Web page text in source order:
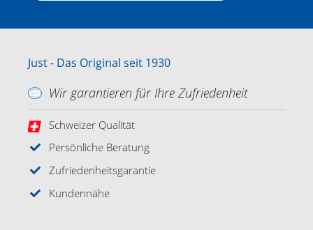
Just - Das Original seit 1930
Wir garantieren für Ihre Zufriedenheit
Schweizer Qualität
Persönliche Beratung
Zufriedenheitsgarantie
Kundennähe